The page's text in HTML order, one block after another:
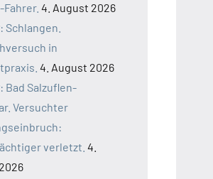
4. August 2026
Schlangen.
in
4. August 2026
Bad Salzuflen-
Versuchter
verletzt. 4.